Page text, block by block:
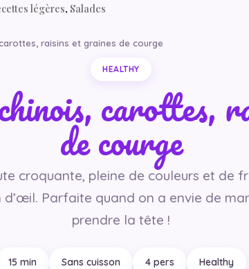
légères, Salades
raisins et graines de courge
HEALTHY
carottes,
de courge
croquante, pleine de couleurs et de
d’œil. Parfaite quand on a envie de
prendre la tête !
15 min Sans cuisson 4 pers Healthy